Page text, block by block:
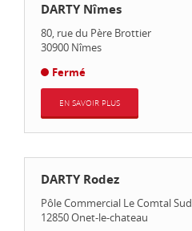
DARTY Nîmes
80, rue du Père Brottier
30900 Nîmes
Fermé
EN SAVOIR PLUS
DARTY Rodez
Pôle Commercial Le Comtal Sud
12850Onet-le-chateau